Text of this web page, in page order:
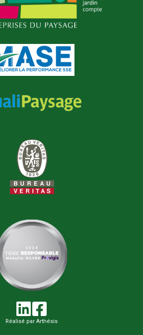
Réalisé par Arthésis